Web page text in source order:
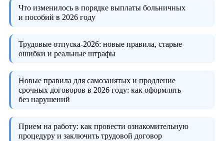
Что изменилось в порядке выплаты больничных
и пособий в 2026 году
Трудовые отпуска-2026: новые правила, старые
ошибки и реальные штрафы
Новые правила для самозанятых и продление
срочных договоров в 2026 году: как оформлять
без нарушений
Прием на работу: как провести ознакомительную
процедуру и заключить трудовой договор